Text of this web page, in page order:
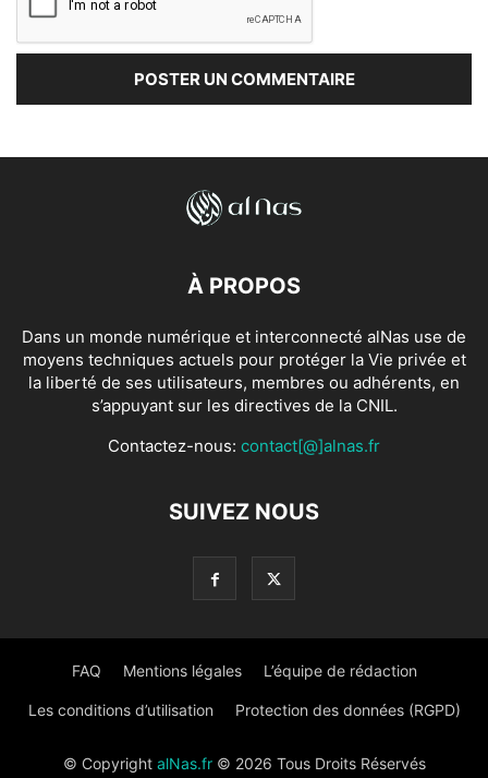
À PROPOS
Dans un monde numérique et interconnecté alNas use de
moyens techniques actuels pour protéger la Vie privée et
la liberté de ses utilisateurs, membres ou adhérents, en
s’appuyant sur les directives de la CNIL.
Contactez-nous: contact[@]alnas.fr
SUIVEZ NOUS
FAQ Mentions légales L’équipe de rédaction
Les conditions d’utilisation Protection des données (RGPD)
© Copyright alNas.fr© 2026 Tous Droits Réservés